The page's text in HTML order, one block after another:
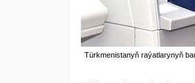
Türkmenistanyň raýatlarynyň